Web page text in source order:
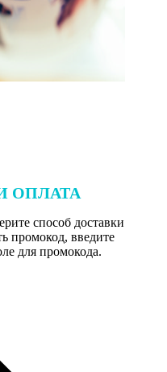
ОПЛАТА
способ доставки
промокод, введите
для промокода.